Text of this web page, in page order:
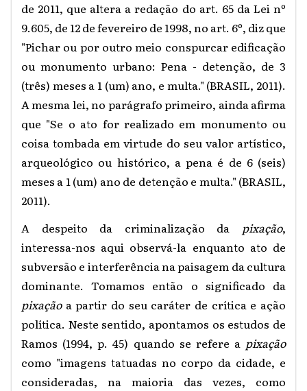
de 2011, que altera a redação do art. 65 da Lei nº
9.605, de 12 de fevereiro de 1998, no art. 6º, diz que
"Pichar ou por outro meio conspurcar edificação
ou monumento urbano: Pena - detenção, de 3
(três) meses a 1 (um) ano, e multa." (BRASIL, 2011).
A mesma lei, no parágrafo primeiro, ainda afirma
que "Se o ato for realizado em monumento ou
coisa tombada em virtude do seu valor artístico,
arqueológico ou histórico, a pena é de 6 (seis)
meses a 1 (um) ano de detenção e multa." (BRASIL,
2011).
A despeito da criminalização da pixação,
interessa-nos aqui observá-la enquanto ato de
subversão e interferência na paisagem da cultura
dominante. Tomamos então o significado da
pixaçãoa partir do seu caráter de crítica e ação
política. Neste sentido, apontamos os estudos de
Ramos (1994, p. 45) quando se refere a pixação
como "imagens tatuadas no corpo da cidade, e
consideradas, na maioria das vezes, como